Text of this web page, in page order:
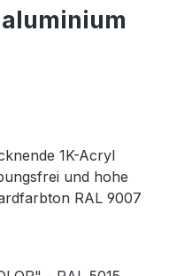
1K-Acryl
und hohe
RAL 9007